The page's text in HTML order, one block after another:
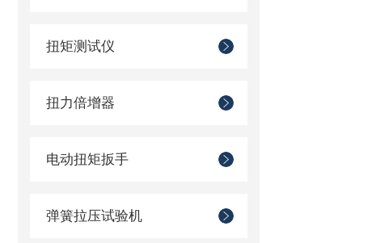
扭矩测试仪
扭力倍增器
电动扭矩扳手
弹簧拉压试验机